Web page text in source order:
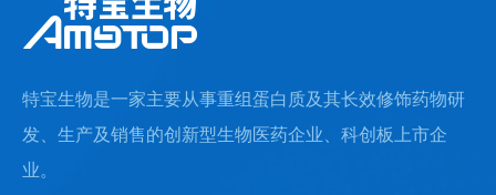
特宝生物是一家主要从事重组蛋白质及其长效修饰药物研
发、生产及销售的创新型生物医药企业、科创板上市企
业。